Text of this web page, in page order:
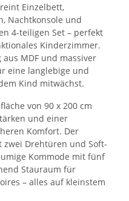
Einzelbett,
Nachtkonsole und
4-teiligen Set – perfekt
Kinderzimmer.
MDF und massiver
eine langlebige und
Kind mitwächst.
von 90 x 200 cm
und einer
Komfort. Der
Drehtüren und Soft-
Kommode mit fünf
Stauraum für
– alles auf kleinstem